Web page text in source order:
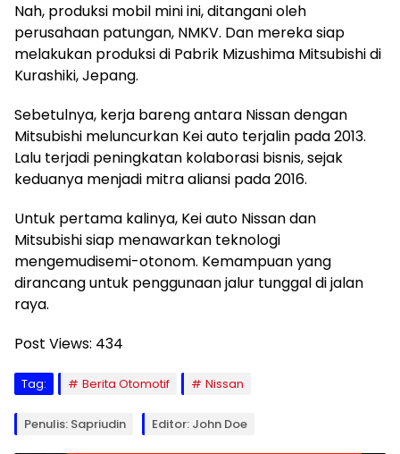
Nah, produksi mobil mini ini, ditangani oleh
perusahaan patungan, NMKV. Dan mereka siap
melakukan produksi di Pabrik Mizushima Mitsubishi di
Kurashiki, Jepang.
Sebetulnya, kerja bareng antara Nissan dengan
Mitsubishi meluncurkan Kei auto terjalin pada 2013.
Lalu terjadi peningkatan kolaborasi bisnis, sejak
keduanya menjadi mitra aliansi pada 2016.
Untuk pertama kalinya, Kei auto Nissan dan
Mitsubishi siap menawarkan teknologi
mengemudisemi-otonom. Kemampuan yang
dirancang untuk penggunaan jalur tunggal di jalan
raya.
Post Views: 434
Tag: Berita Otomotif Nissan
Penulis: Sapriudin Editor: John Doe